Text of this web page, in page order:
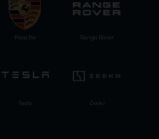
Tesla
Range Rover
Porsche
Zeekr